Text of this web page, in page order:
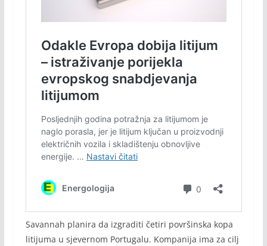
Savannah planira da izgraditi četiri površinska kopa
litijuma u sjevernom Portugalu. Kompanija ima za cilj